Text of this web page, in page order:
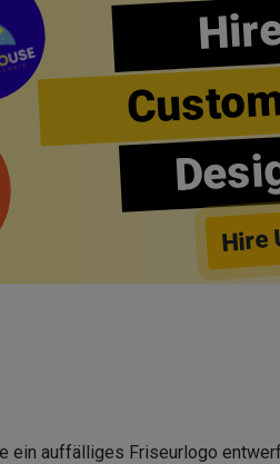
Hire
ein auffälliges Friseurlogo